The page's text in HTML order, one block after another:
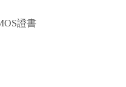
證書